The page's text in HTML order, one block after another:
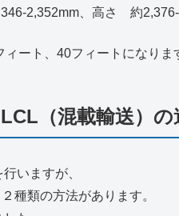
2,352mm、高さ 約2,376-
ート、40フィートになりま
（混載輸送）の
いますが、
種類の方法があります。